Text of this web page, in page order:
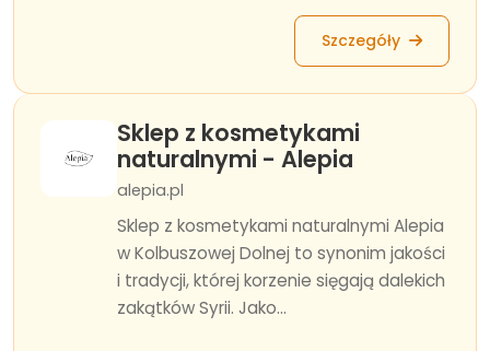
Szczegóły
Sklep z kosmetykami
naturalnymi - Alepia
alepia.pl
Sklep z kosmetykami naturalnymi Alepia
w Kolbuszowej Dolnej to synonim jakości
i tradycji, której korzenie sięgają dalekich
zakątków Syrii. Jako...